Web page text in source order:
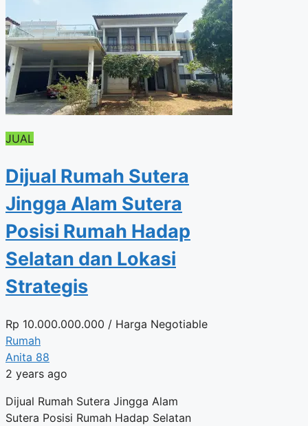
JUAL
Dijual Rumah Sutera
Jingga Alam Sutera
Posisi Rumah Hadap
Selatan dan Lokasi
Strategis
Rp 10.000.000.000 / Harga Negotiable
Rumah
Anita 88
2 years ago
Dijual Rumah Sutera Jingga Alam
Sutera Posisi Rumah Hadap Selatan